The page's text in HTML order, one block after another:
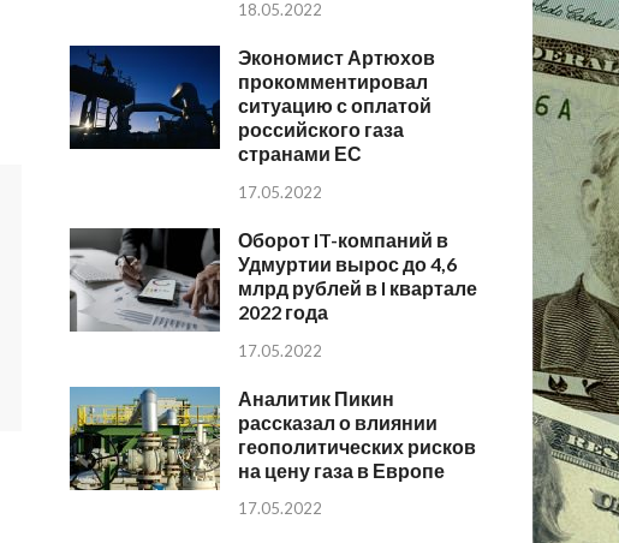
18.05.2022
Экономист Артюхов
прокомментировал
ситуацию с оплатой
российского газа
странами ЕС
17.05.2022
Оборот IT-компаний в
Удмуртии вырос до 4,6
млрд рублей в I квартале
2022 года
17.05.2022
Аналитик Пикин
рассказал о влиянии
геополитических рисков
на цену газа в Европе
17.05.2022